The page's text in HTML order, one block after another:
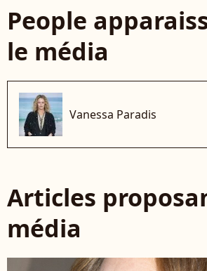
People
le média
Vanessa Paradis
Articles
média